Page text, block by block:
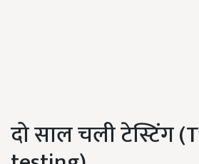
दो साल चली टेस्टिंग (T